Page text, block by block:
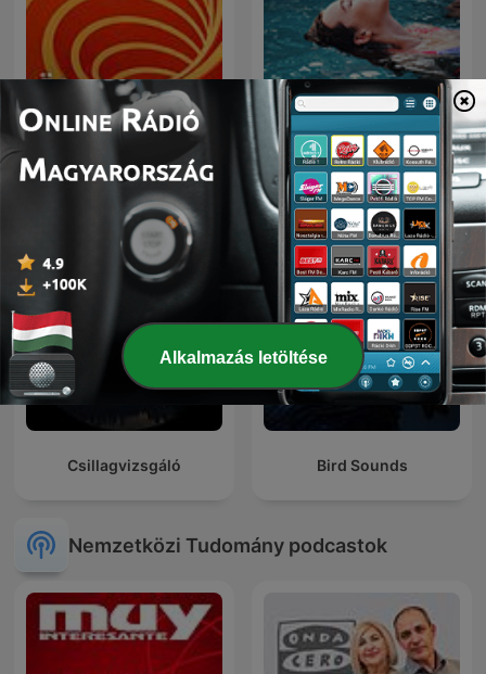
Ö1 Radiokolleg Relaxation
Csillagvizsgáló Bird Sounds
Nemzetközi Tudomány podcastok
Alkalmazás letöltése